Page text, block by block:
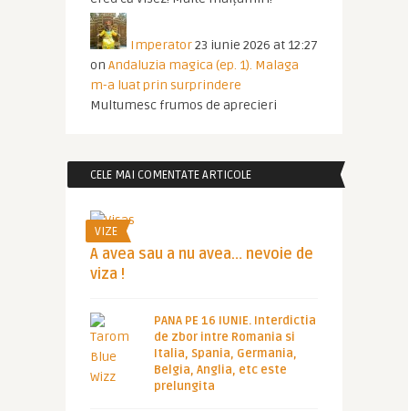
Imperator23 iunie 2026 at 12:27
on Andaluzia magica (ep. 1). Malaga
m-a luat prin surprindere
Multumesc frumos de aprecieri
CELE MAI COMENTATE ARTICOLE
VIZE
A avea sau a nu avea… nevoie de
viza !
PANA PE 16 IUNIE. Interdictia
de zbor intre Romania si
Italia, Spania, Germania,
Belgia, Anglia, etc este
prelungita